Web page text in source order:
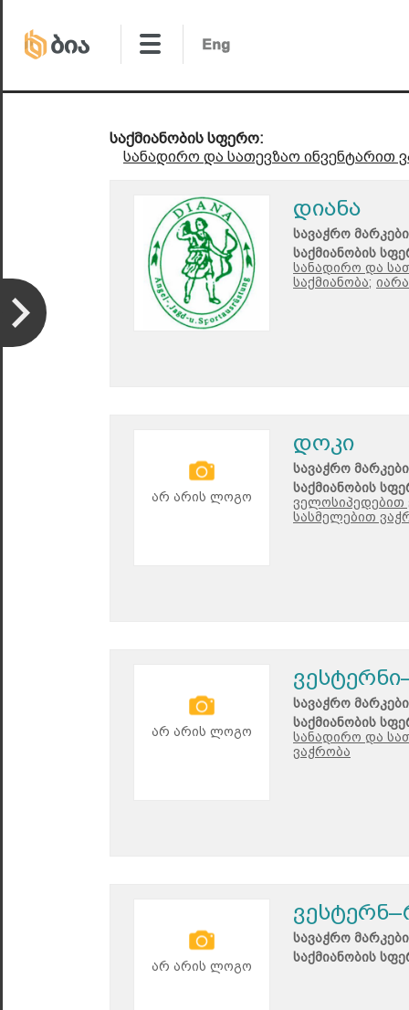
საქმიანობის სფერო:
სანადირო და სათევზაო ინვენტარით
დიანა
სავაჭრო
საქმიანობის
სანადირო და
საქმიანობა;
არ არის ლოგო
დოკი
სავაჭრო
საქმიანობის
ველოსიპედებით
სასმელებით
არ არის ლოგო
სავაჭრო
საქმიანობის
სანადირო და
ვაჭრობა
არ არის ლოგო
სავაჭრო
საქმიანობის